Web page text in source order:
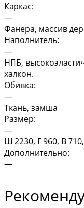
Каркас:
—
Фанера, массив
Наполнитель:
—
НПБ,
халкон.
Обивка:
—
Ткань, замша
Размер:
—
Ш 2230, Г 960, В
Дополнительно:
—